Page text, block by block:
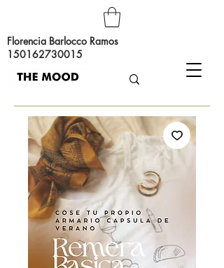
Florencia Barlocco Ramos
150162730015